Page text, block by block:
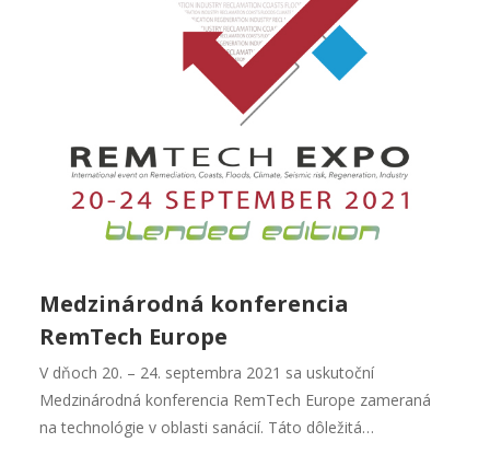
Medzinárodná konferencia
RemTech Europe
V dňoch 20. – 24. septembra 2021 sa uskutoční
Medzinárodná konferencia RemTech Europe zameraná
na technológie v oblasti sanácií. Táto dôležitá…